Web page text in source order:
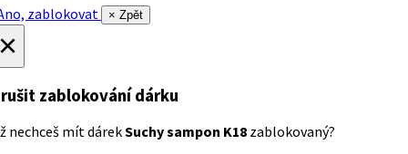
zablokovat
× Zpět
zablokování dárku
nechceš mít dárekSuchy sampon K18 zablokovaný?